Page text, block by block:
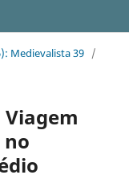
Medievalista 39 /